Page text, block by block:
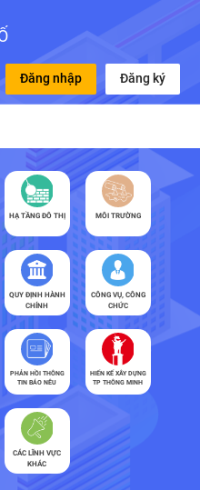
Đăng nhập Đăng ký
HẠ TẦNG ĐÔ THỊ MÔI TRƯỜNG
QUY ĐỊNH HÀNH
CHÍNH
CÔNG VỤ, CÔNG
CHỨC
PHẢN HỒI THÔNG
TIN BÁO NÊU
HIẾN KẾ XÂY DỰNG
TP THÔNG MINH
CÁC LĨNH VỰC
KHÁC